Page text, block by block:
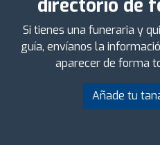
directorio de
Si tienes una funeraria y
guía, envíanos la
aparecer de forma
Añade tu